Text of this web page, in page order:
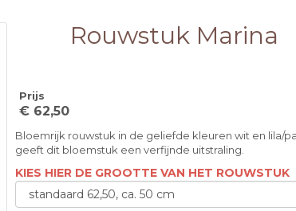
Rouwstuk Marina
Prijs
€ 62,50
Bloemrijk rouwstuk in de geliefde kleuren wit en lila/
geeft dit bloemstuk een verfijnde uitstraling.
KIES HIER DE GROOTTE VAN HET ROUWSTUK